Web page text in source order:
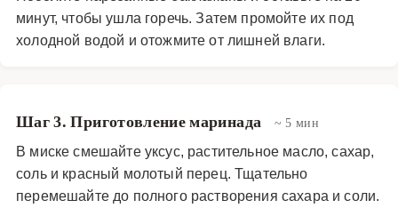
минут, чтобы ушла горечь. Затем промойте их под
холодной водой и отожмите от лишней влаги.
Шаг 3. Приготовление маринада ~ 5 мин
В миске смешайте уксус, растительное масло, сахар,
соль и красный молотый перец. Тщательно
перемешайте до полного растворения сахара и соли.